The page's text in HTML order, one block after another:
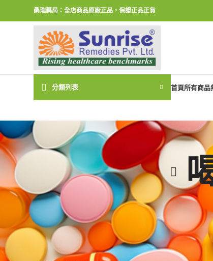
桑瑞藥局：全店商品原廠正品，保證正品正貨
分類列表 首頁所有商品